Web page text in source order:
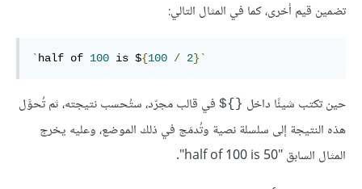
تضمين قيم أخرى، كما في المثال التالي:
`half of 100 is ${100 / 2}`
حين تكتب شيئًا داخل {}$ في قالب مجرّد، ستُحسب نتيجته، ثم تُحوَّل
هذه النتيجة إلى سلسلة نصية وتُدمَج في ذلك الموضع، وعليه يخرج
المثال السابق "half of 100 is 50".